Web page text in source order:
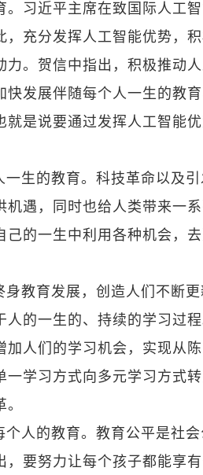
习近平主席在致国际人工
充分发挥人工智能优势，
。贺信中指出，积极推动
发展伴随每个人一生的教
是说要通过发挥人工智能
生的教育。科技革命以及
遇，同时也给人类带来一
的一生中利用各种机会，
教育发展，创造人们不断
的一生的、持续的学习过
人们的学习机会，实现从
学习方式向多元学习方式
人的教育。教育公平是社
要努力让每个孩子都能享